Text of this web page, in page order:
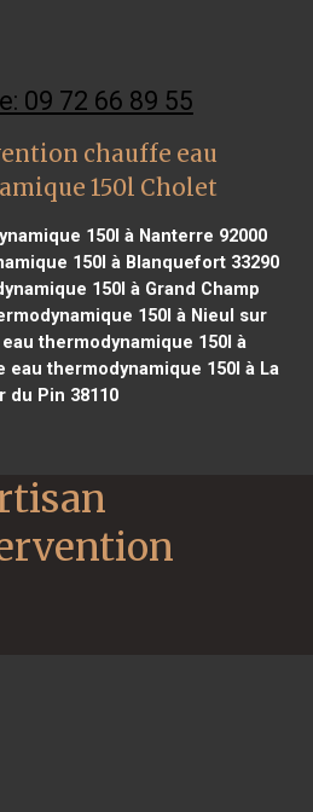
09 72 66 89 55
chauffe eau
150l Cholet
150l à Nanterre 92000
150l à Blanquefort 33290
150l à Grand Champ
150l à Nieul sur
thermodynamique 150l à
thermodynamique 150l à La
du Pin 38110